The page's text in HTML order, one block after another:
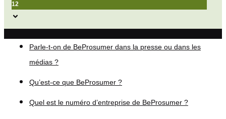
12
Parle-t-on de BeProsumer dans la presse ou dans les
médias ?
Qu’est-ce que BeProsumer ?
Quel est le numéro d’entreprise de BeProsumer ?